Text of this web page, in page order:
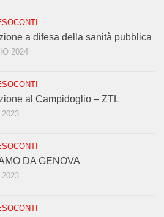
a difesa della sanità pubblica
2024
al Campidoglio – ZTL
2023
DA GENOVA
2023